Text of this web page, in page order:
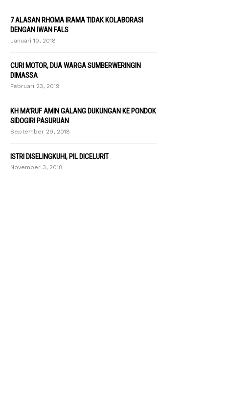
7 ALASAN RHOMA IRAMA TIDAK KOLABORASI
DENGAN IWAN FALS
Januari 10, 2018
CURI MOTOR, DUA WARGA SUMBERWERINGIN
DIMASSA
Februari 23, 2019
KH MA’RUF AMIN GALANG DUKUNGAN KE PONDOK
SIDOGIRI PASURUAN
September 29, 2018
ISTRI DISELINGKUHI, PIL DICELURIT
November 3, 2018